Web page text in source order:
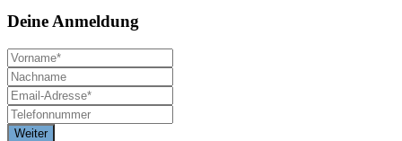
Deine Anmeldung